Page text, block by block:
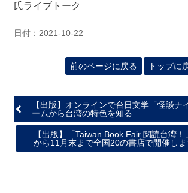
氏ライブトーク
日付：2021-10-22
前のページに戻る トップに
【出版】オンラインで台日文学「怪談ナ
ームから台湾の特色を知る
【出版】「Taiwan Book Fair 閲読台湾
から11月末まで全国20の書店で開催しま